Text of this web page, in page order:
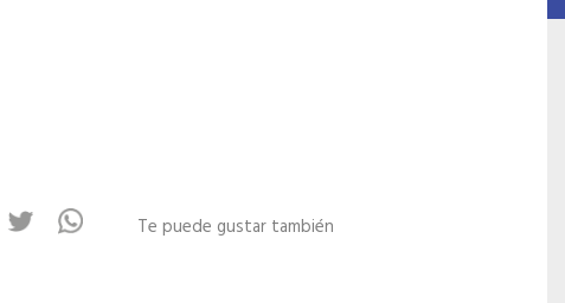
Te puede gustar también